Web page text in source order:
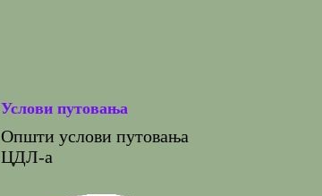
Услови путовања
Општи услови путовања
ЦДЛ-а